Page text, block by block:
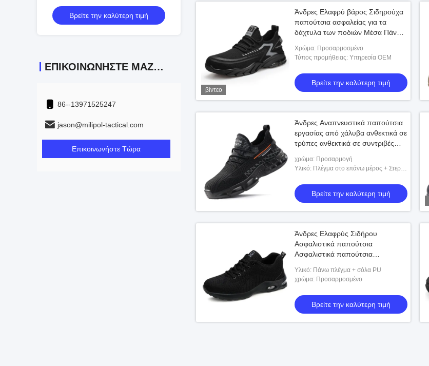
τη νυχτερινή όραση 25mm
Βρείτε την καλύτερη τιμή
Βρείτε την καλύτερη τιμή
ΕΠΙΚΟΙΝΩΝΉΣΤΕ ΜΑΖΊ ΜΑΣ
86--13971525247
jason@milipol-tactical.com
Επικοινωνήστε Τώρα
βίντεο
Άνδρες Ελαφρύ βάρος Σιδηρούχα
παπούτσια ασφαλείας για τα
δάχτυλα των ποδιών Μέσα Πάνω
Αντιστατική Ανθεκτική σε τρύπες
Αεροκάθισμα Εργασιακά
παπούτσια
Χρώμα: Προσαρμοσμένο
Τύπος προμήθειας: Υπηρεσία OEM
Βρείτε την καλύτερη τιμή
Άνδρες Αναπνευστικά παπούτσια
εργασίας από χάλυβα ανθεκτικά σε
τρύπες ανθεκτικά σε συντριβές
ασφαλείας για καλοκαίρι
Βιομηχανικά προστατευτικά
παπούτσια
χρώμα: Προσαρμογή
Υλικό: Πλέγμα στο επάνω μέρος + Στερεά
Βρείτε την καλύτερη τιμή
Άνδρες Ελαφρύς Σιδήρου
Ασφαλιστικά παπούτσια
Ασφαλιστικά παπούτσια
Αεροκάθισμα Εργατικά παπούτσια
Υλικό: Πάνω πλέγμα + σόλα PU
χρώμα: Προσαρμοσμένο
Βρείτε την καλύτερη τιμή